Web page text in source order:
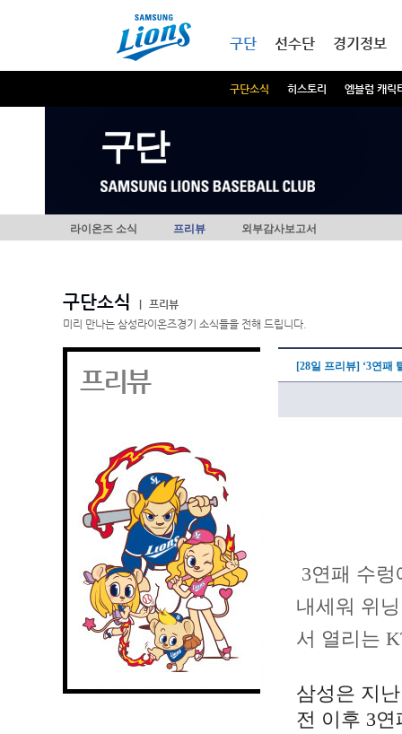
구단
구단소식 히스토리 엠블럼 캐릭
선수단 경기정보
구단
라이온즈 소식 프리뷰 외부감사보고서
구단소식
프리뷰
미리 만나는 삼성라이온즈경기 소식들을 전해 드립니다.
프리뷰 [28일 프리뷰] ‘3연패
3연패 수
내세워 위
서 열리는
삼성은 지
전 이후 3